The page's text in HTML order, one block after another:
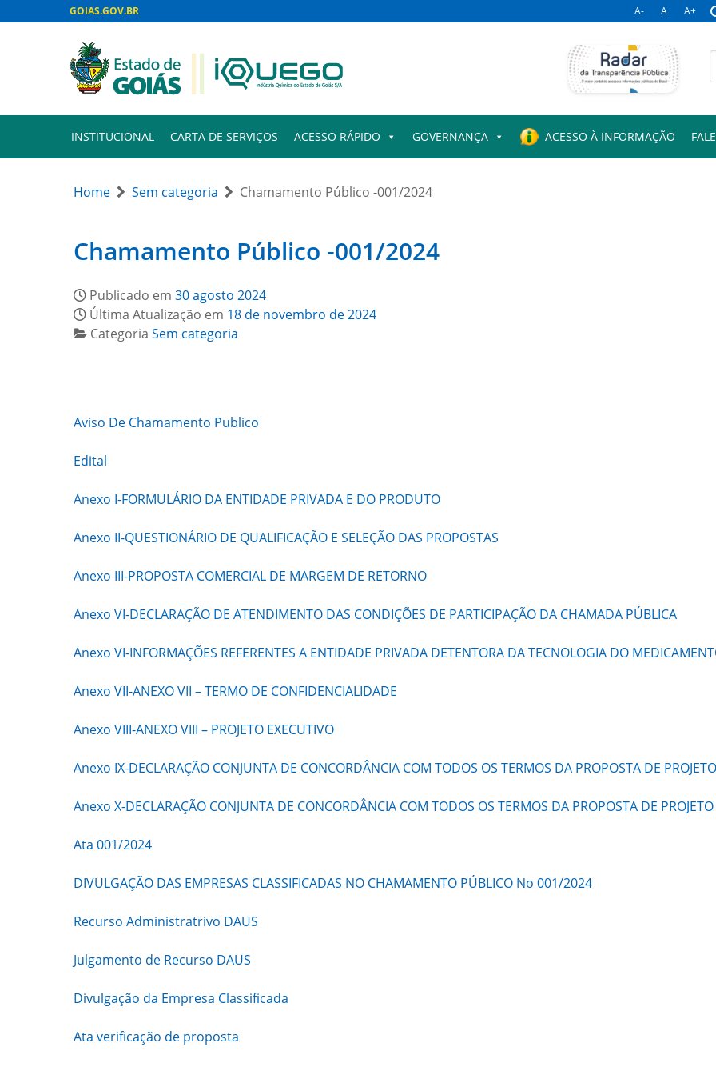
GOIAS.GOV.BR A- A A+
INSTITUCIONAL CARTA DE SERVIÇOS ACESSO RÁPIDO GOVERNANÇA ACESSO À INFORMAÇÃO
Home Sem categoria Chamamento Público -001/2024
Chamamento Público -001/2024
Publicado em 30 agosto 2024
Última Atualização em 18 de novembro de 2024
Categoria Sem categoria
Aviso De Chamamento Publico
Edital
Anexo I-FORMULÁRIO DA ENTIDADE PRIVADA E DO PRODUTO
Anexo II-QUESTIONÁRIO DE QUALIFICAÇÃO E SELEÇÃO DAS PROPOSTAS
Anexo III-PROPOSTA COMERCIAL DE MARGEM DE RETORNO
Anexo VI-DECLARAÇÃO DE ATENDIMENTO DAS CONDIÇÕES DE PARTICIPAÇÃO DA CHAMADA PÚBLICA
Anexo VI-INFORMAÇÕES REFERENTES A ENTIDADE PRIVADA DETENTORA DA TECNOLOGIA DO
Anexo VII-ANEXO VII – TERMO DE CONFIDENCIALIDADE
Anexo VIII-ANEXO VIII – PROJETO EXECUTIVO
Anexo IX-DECLARAÇÃO CONJUNTA DE CONCORDÂNCIA COM TODOS OS TERMOS DA PROPOSTA DE
Anexo X-DECLARAÇÃO CONJUNTA DE CONCORDÂNCIA COM TODOS OS TERMOS DA PROPOSTA DE
Ata 001/2024
DIVULGAÇÃO DAS EMPRESAS CLASSIFICADAS NO CHAMAMENTO PÚBLICO No 001/2024
Recurso Administratrivo DAUS
Julgamento de Recurso DAUS
Divulgação da Empresa Classificada
Ata verificação de proposta